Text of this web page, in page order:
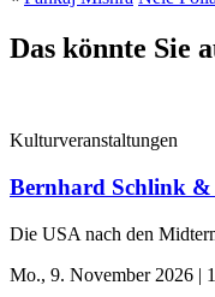
Das könnte Sie
Kulturveranstaltungen
Bernhard Schlink &
Die USA nach den
Mo., 9. November 2026 |